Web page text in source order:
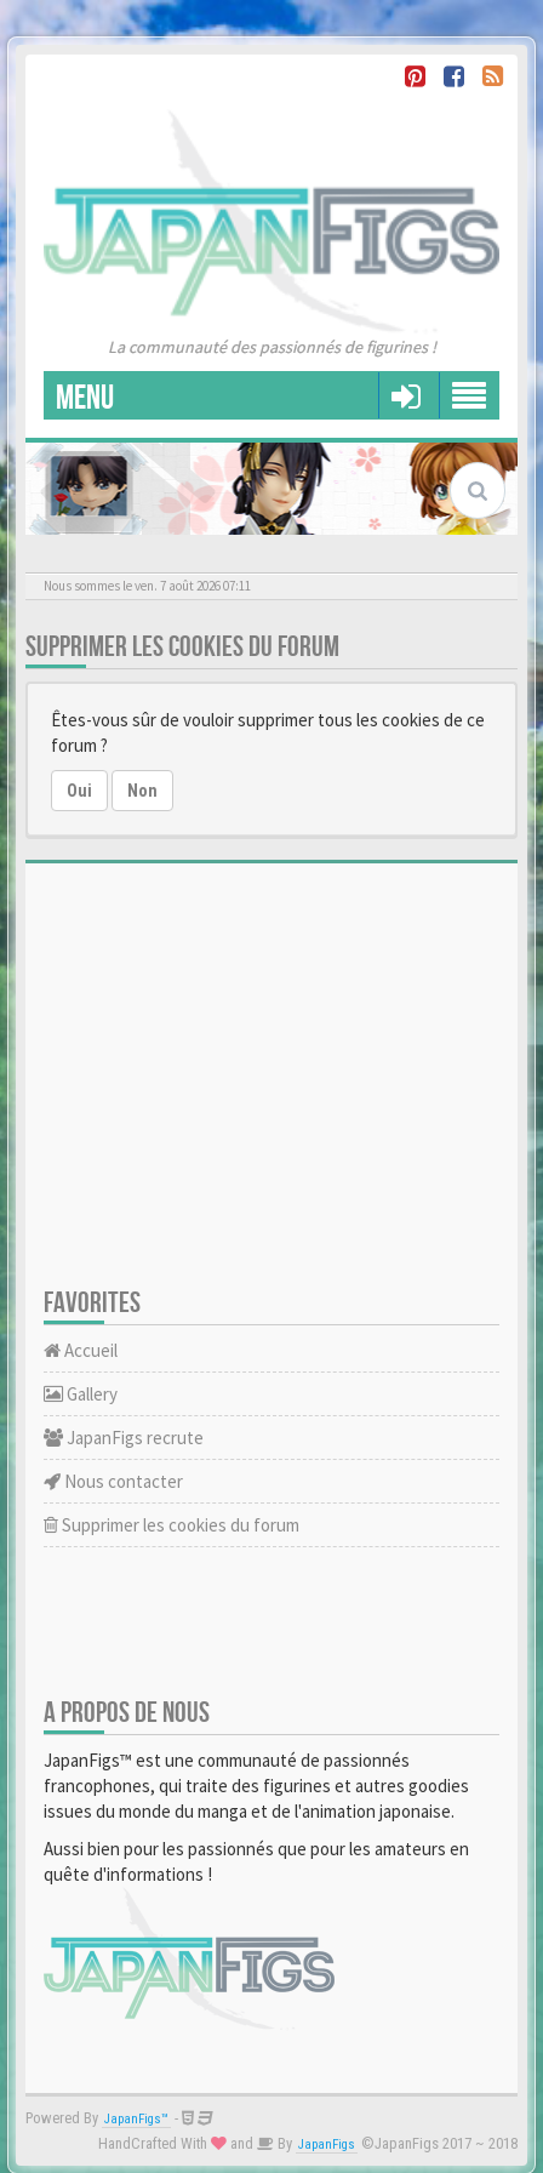
La communauté des passionnés de figurines !
MENU
Nous sommes le ven. 7 août 2026 07:11
SUPPRIMER LES COOKIES DU FORUM
Êtes-vous sûr de vouloir supprimer tous les cookies de ce
forum ?
Oui Non
FAVORITES
Accueil
Gallery
JapanFigs recrute
Nous contacter
Supprimer les cookies du forum
A PROPOS DE NOUS
JapanFigs™ est une communauté de passionnés
francophones, qui traite des figurines et autres goodies
issues du monde du manga et de l'animation japonaise.
Aussi bien pour les passionnés que pour les amateurs en
quête d'informations !
Powered By JapanFigs™ -
HandCrafted With
and By JapanFigs ©JapanFigs 2017 ~ 2018